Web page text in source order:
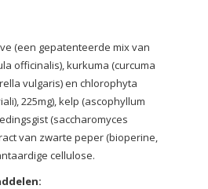
(een gepatenteerde mix van
officinalis), kurkuma (curcuma
vulgaris) en chlorophyta
225mg), kelp (ascophyllum
(saccharomyces
van zwarte peper (bioperine,
cellulose.